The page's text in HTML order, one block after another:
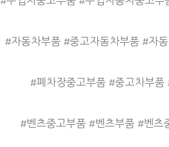
#자동차부품 #중고자동차부품 #자
#폐차장중고부품 #중고차부품
#벤츠중고부품 #벤츠부품 #벤츠